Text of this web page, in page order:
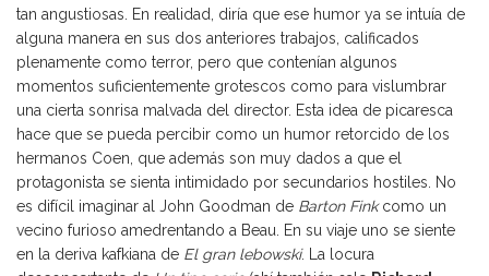
tan angustiosas. En realidad, diría que ese humor ya se intuía de
alguna manera en sus dos anteriores trabajos, calificados
plenamente como terror, pero que contenían algunos
momentos suficientemente grotescos como para vislumbrar
una cierta sonrisa malvada del director. Esta idea de picaresca
hace que se pueda percibir como un humor retorcido de los
hermanos Coen, que además son muy dados a que el
protagonista se sienta intimidado por secundarios hostiles. No
es difícil imaginar al John Goodman de Barton Finkcomo un
vecino furioso amedrentando a Beau. En su viaje uno se siente
en la deriva kafkiana de El gran lebowski. La locura